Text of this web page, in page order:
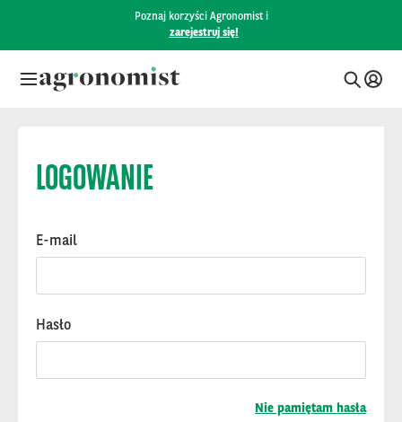
Poznaj korzyści Agronomist i
zarejestruj się!
LOGOWANIE
E-mail
Hasło
Nie pamiętam hasła